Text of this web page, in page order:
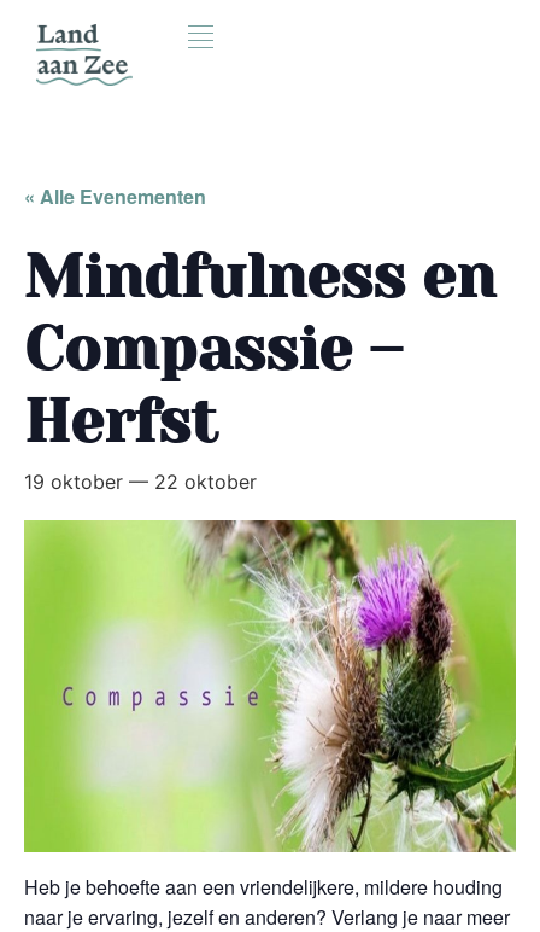
« Alle Evenementen
Mindfulness en
Compassie –
Herfst
19 oktober — 22 oktober
Heb je behoefte aan een vriendelijkere, mildere houding
naar je ervaring, jezelf en anderen? Verlang je naar meer